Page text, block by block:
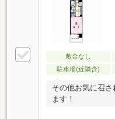
敷金なし
駐車場(近隣含)
その他お気に召
ます！